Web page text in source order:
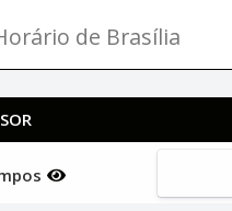
de Brasília